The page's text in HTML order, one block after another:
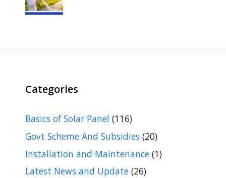
Categories
Basics of Solar Panel (116)
Govt Scheme And Subsidies (20)
Installation and Maintenance (1)
Latest News and Update (26)